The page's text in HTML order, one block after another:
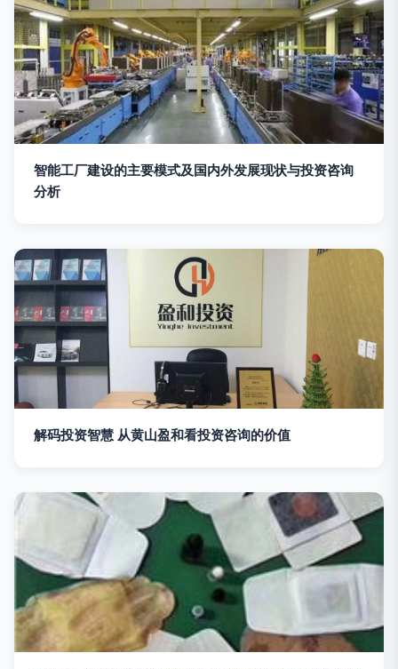
智能工厂建设的主要模式及国内外发展现状与投资咨询
分析
解码投资智慧 从黄山盈和看投资咨询的价值